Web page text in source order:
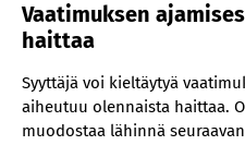
Vaatimuksen
haittaa
Syyttäjä voi kieltäytyä
aiheutuu olennaista haittaa.
muodostaa lähinnä